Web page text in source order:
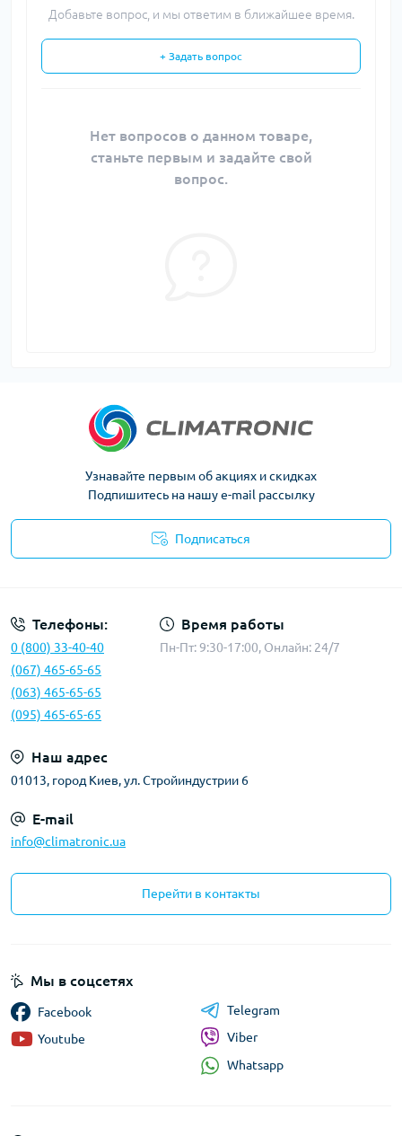
Добавьте вопрос, и мы ответим в ближайшее время.
+ Задать вопрос
Нет вопросов о данном товаре,
станьте первым и задайте свой
вопрос.
Узнавайте первым об акциях и скидках
Подпишитесь на нашу e-mail рассылку
Подписаться
Телефоны:
0 (800) 33-40-40
(067) 465-65-65
(063) 465-65-65
(095) 465-65-65
Время работы
Пн-Пт: 9:30-17:00, Онлайн: 24/7
Наш адрес
01013, город Киев, ул. Стройиндустрии 6
E-mail
info@climatronic.ua
Перейти в контакты
Мы в соцсетях
Facebook
Youtube
Telegram
Viber
Whatsapp